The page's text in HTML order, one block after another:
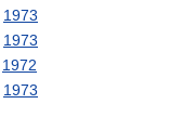
1973
1973
1972
1973